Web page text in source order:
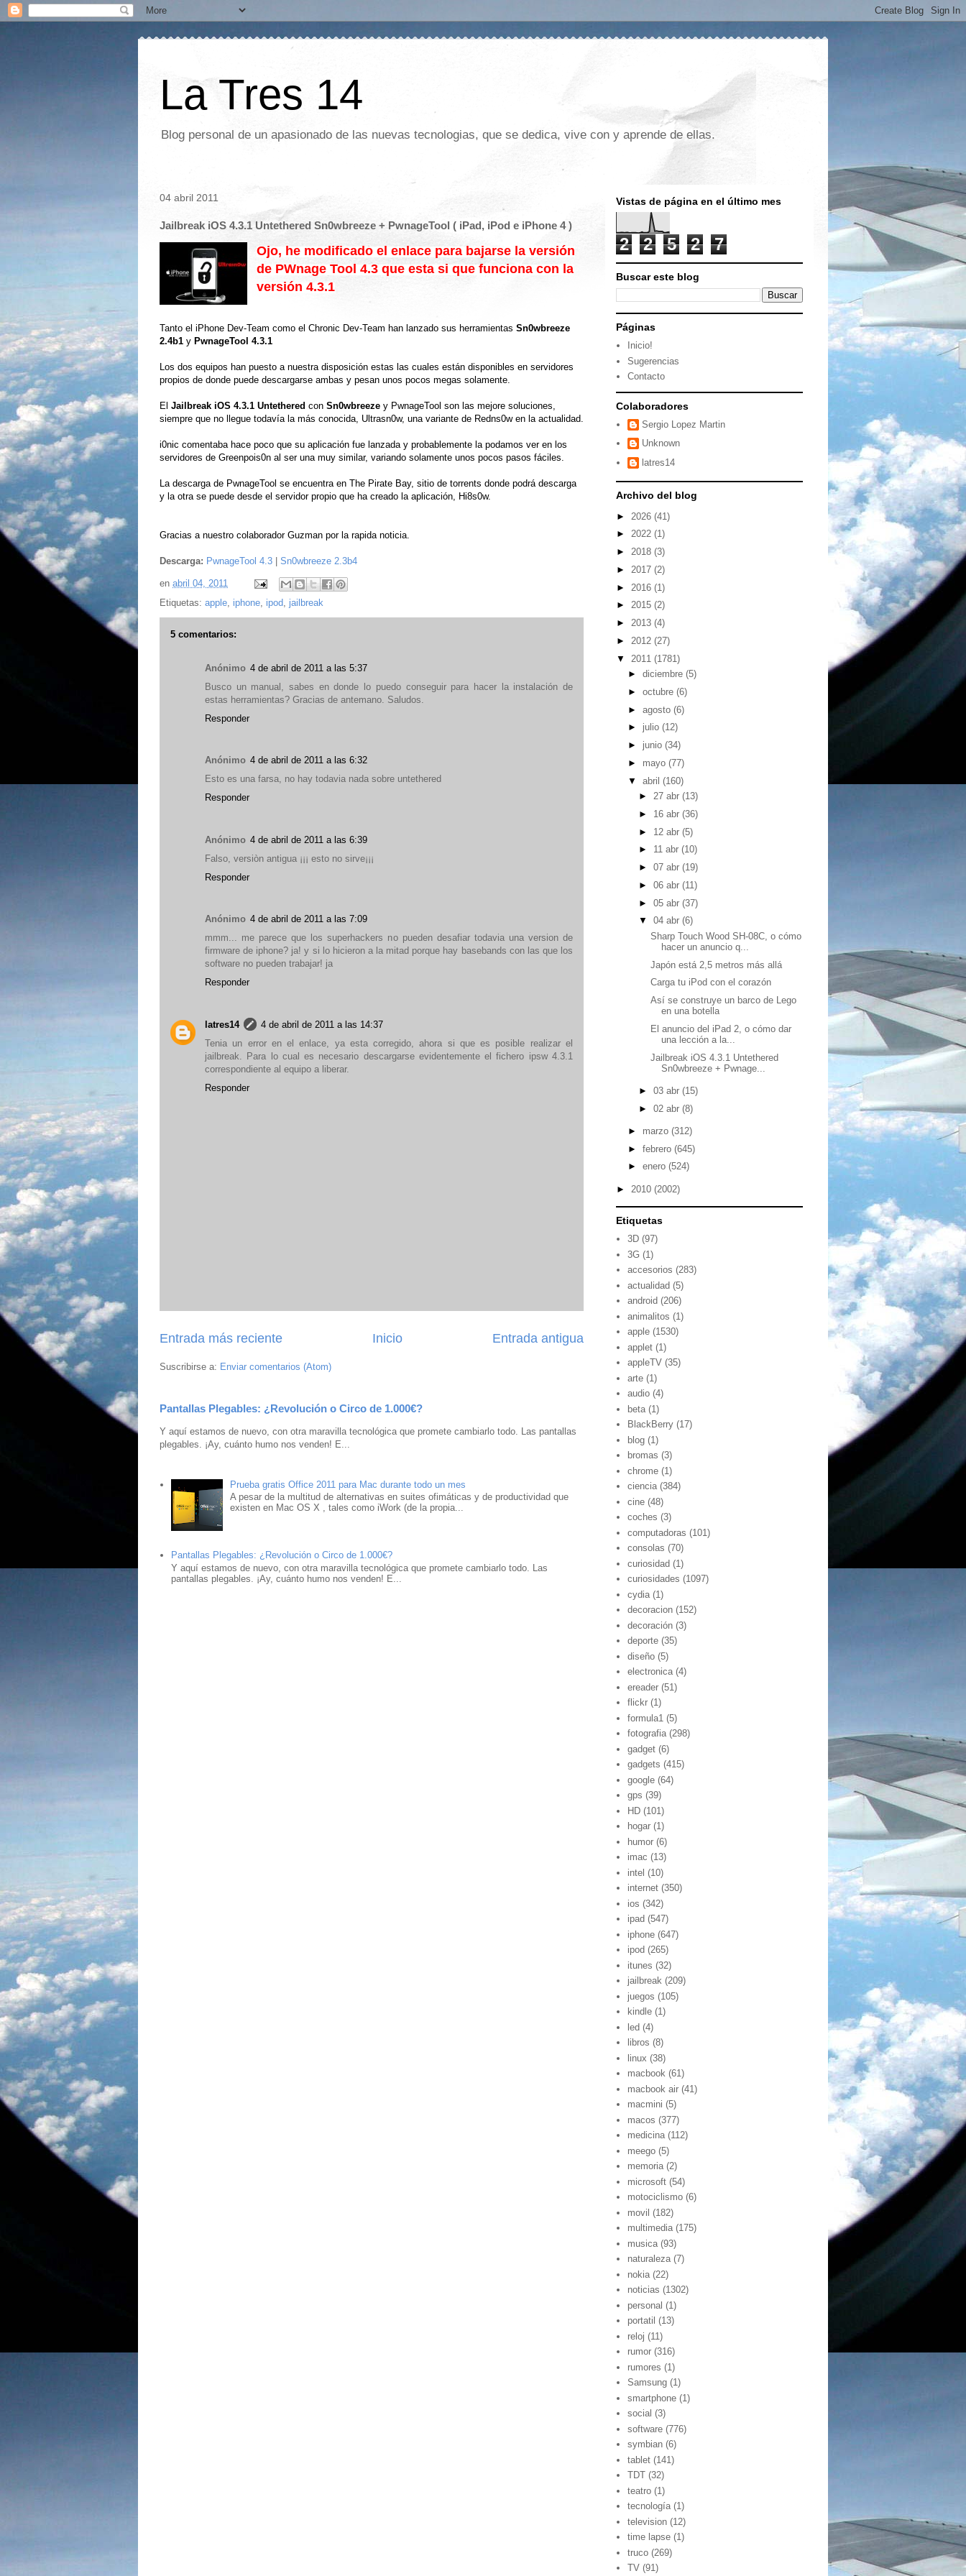
La Tres 14
Blog personal de un apasionado de las nuevas tecnologias, que se dedica, vive con y aprende de ellas.
04 abril 2011
Jailbreak iOS 4.3.1 Untethered Sn0wbreeze + PwnageTool ( iPad, iPod e iPhone 4 )
Ojo, he modificado el enlace para bajarse la versión
de PWnage Tool 4.3 que esta si que funciona con la
versión 4.3.1
Tanto el iPhone Dev-Team como el Chronic Dev-Team han lanzado sus herramientas Sn0wbreeze
2.4b1 y PwnageTool 4.3.1
Los dos equipos han puesto a nuestra disposición estas las cuales están disponibles en servidores
propios de donde puede descargarse ambas y pesan unos pocos megas solamente.
El Jailbreak iOS 4.3.1 Untethered con Sn0wbreeze y PwnageTool son las mejore soluciones,
siempre que no llegue todavía la más conocida, Ultrasn0w, una variante de Redns0w en la actualidad.
i0nic comentaba hace poco que su aplicación fue lanzada y probablemente la podamos ver en los
servidores de Greenpois0n al ser una muy similar, variando solamente unos pocos pasos fáciles.
La descarga de PwnageTool se encuentra en The Pirate Bay, sitio de torrents donde podrá descarga
y la otra se puede desde el servidor propio que ha creado la aplicación, Hi8s0w.
Gracias a nuestro colaborador Guzman por la rapida noticia.
Descarga: PwnageTool 4.3 Sn0wbreeze 2.3b4
en abril 04, 2011
Etiquetas: apple, iphone, ipod, jailbreak
5 comentarios:
Anónimo 4 de abril de 2011 a las 5:37
Busco un manual, sabes en donde lo puedo conseguir para hacer la instalación de
estas herramientas? Gracias de antemano. Saludos.
Responder
Anónimo 4 de abril de 2011 a las 6:32
Esto es una farsa, no hay todavia nada sobre untethered
Responder
Anónimo 4 de abril de 2011 a las 6:39
Falso, versiòn antigua ¡¡¡ esto no sirve¡¡¡
Responder
Anónimo 4 de abril de 2011 a las 7:09
mmm... me parece que los superhackers no pueden desafiar todavia una version de
firmware de iphone? ja! y si lo hicieron a la mitad porque hay basebands con las que los
software no pueden trabajar! ja
Responder
latres14
4 de abril de 2011 a las 14:37
Tenia un error en el enlace, ya esta corregido, ahora si que es posible realizar el
jailbreak. Para lo cual es necesario descargarse evidentemente el fichero ipsw 4.3.1
correspondiente al equipo a liberar.
Responder
Entrada más reciente Entrada antigua
Inicio
Suscribirse a: Enviar comentarios (Atom)
Pantallas Plegables: ¿Revolución o Circo de 1.000€?
Y aquí estamos de nuevo, con otra maravilla tecnológica que promete cambiarlo todo. Las pantallas
plegables. ¡Ay, cuánto humo nos venden! E...
Prueba gratis Office 2011 para Mac durante todo un mes
A pesar de la multitud de alternativas en suites ofimáticas y de productividad que
existen en Mac OS X , tales como iWork (de la propia...
Pantallas Plegables: ¿Revolución o Circo de 1.000€?
Y aquí estamos de nuevo, con otra maravilla tecnológica que promete cambiarlo todo. Las
pantallas plegables. ¡Ay, cuánto humo nos venden! E...
Vistas de página en el último mes
2 2 5 2 7
Buscar este blog
Páginas
Inicio!
Sugerencias
Contacto
Colaboradores
Sergio Lopez Martin
Unknown
latres14
Archivo del blog
► 2026 (41)
► 2022 (1)
► 2018 (3)
► 2017 (2)
► 2016 (1)
► 2015 (2)
► 2013 (4)
► 2012 (27)
▼ 2011 (1781)
► diciembre (5)
► octubre (6)
► agosto (6)
► julio (12)
► junio (34)
► mayo (77)
▼ abril (160)
►27 abr(13)
► 16 abr(36)
► 12 abr(5)
► 11 abr(10)
►07 abr(19)
►06 abr(11)
►05 abr(37)
▼04 abr(6)
Sharp Touch Wood SH-08C, o cómo
hacer un anuncio q...
Japón está 2,5 metros más allá
Carga tu iPod con el corazón
Así se construye un barco de Lego
en una botella
El anuncio del iPad 2, o cómo dar
una lección a la...
Jailbreak iOS 4.3.1 Untethered
Sn0wbreeze + Pwnage...
►03 abr(15)
►02 abr(8)
► marzo (312)
► febrero (645)
► enero (524)
► 2010 (2002)
Etiquetas
3D (97)
3G (1)
accesorios (283)
actualidad (5)
android (206)
animalitos (1)
apple (1530)
applet (1)
appleTV (35)
arte (1)
audio (4)
beta (1)
BlackBerry (17)
blog (1)
bromas (3)
chrome (1)
ciencia (384)
cine (48)
coches (3)
computadoras (101)
consolas (70)
curiosidad (1)
curiosidades (1097)
cydia (1)
decoracion (152)
decoración (3)
deporte (35)
diseño (5)
electronica (4)
ereader (51)
flickr (1)
formula1 (5)
fotografia (298)
gadget (6)
gadgets (415)
google (64)
gps (39)
HD (101)
hogar (1)
humor (6)
imac (13)
intel (10)
internet (350)
ios (342)
ipad (547)
iphone (647)
ipod (265)
itunes (32)
jailbreak (209)
juegos (105)
kindle (1)
led (4)
libros (8)
linux (38)
macbook (61)
macbook air (41)
macmini (5)
macos (377)
medicina (112)
meego (5)
memoria (2)
microsoft (54)
motociclismo (6)
movil (182)
multimedia (175)
musica (93)
naturaleza (7)
nokia (22)
noticias (1302)
personal (1)
portatil (13)
reloj (11)
rumor (316)
rumores (1)
Samsung (1)
smartphone (1)
social (3)
software (776)
symbian (6)
tablet (141)
TDT (32)
teatro (1)
tecnología (1)
television (12)
time lapse (1)
truco (269)
TV (91)